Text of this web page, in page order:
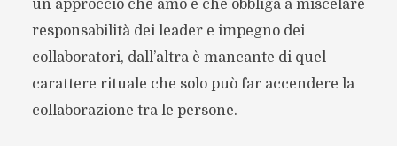
un approccio che amo e che obbliga a miscelare
responsabilità dei leader e impegno dei
collaboratori, dall’altra è mancante di quel
carattere rituale che solo può far accendere la
collaborazione tra le persone.